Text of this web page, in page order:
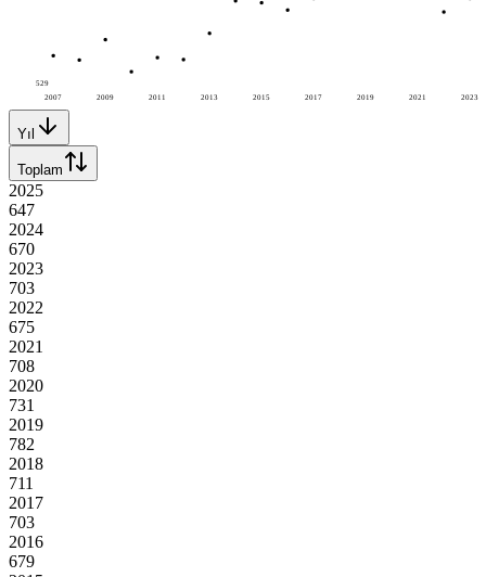
2007 2009 2011 2013 2015 2017 2019 2021 2023
529
Yıl
Toplam
2025
647
2024
670
2023
703
2022
675
2021
708
2020
731
2019
782
2018
711
2017
703
2016
679